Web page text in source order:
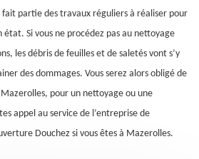
partie des travaux réguliers à réaliser pour
Si vous ne procédez pas au nettoyage
les débris de feuilles et de saletés vont s’y
des dommages. Vous serez alors obligé de
pour un nettoyage ou une
appel au service de l’entreprise de
Douchez si vous êtes à Mazerolles.